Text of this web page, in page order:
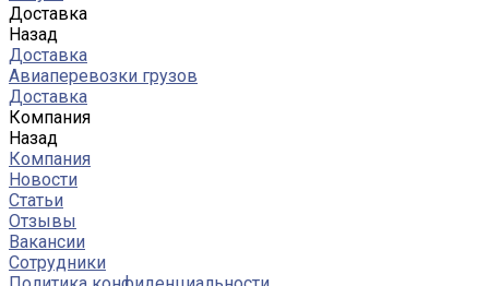
Доставка
Назад
Доставка
Авиаперевозки грузов
Доставка
Компания
Назад
Компания
Новости
Статьи
Отзывы
Вакансии
Сотрудники